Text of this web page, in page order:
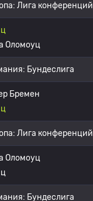
Лига конференций
Оломоуц
Бундеслига
Бремен
Лига конференций
Оломоуц
Бундеслига